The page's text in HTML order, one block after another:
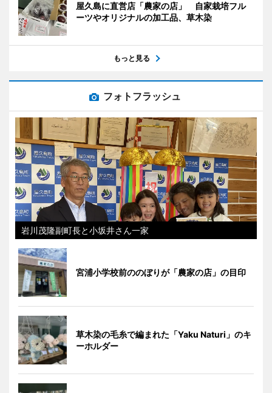
屋久島に直営店「農家の店」 自家栽培フル
ーツやオリジナルの加工品、草木染
もっと見る
フォトフラッシュ
岩川茂隆副町長と小坂井さん一家
宮浦小学校前ののぼりが「農家の店」の目印
草木染の毛糸で編まれた「Yaku Naturi」のキ
ーホルダー